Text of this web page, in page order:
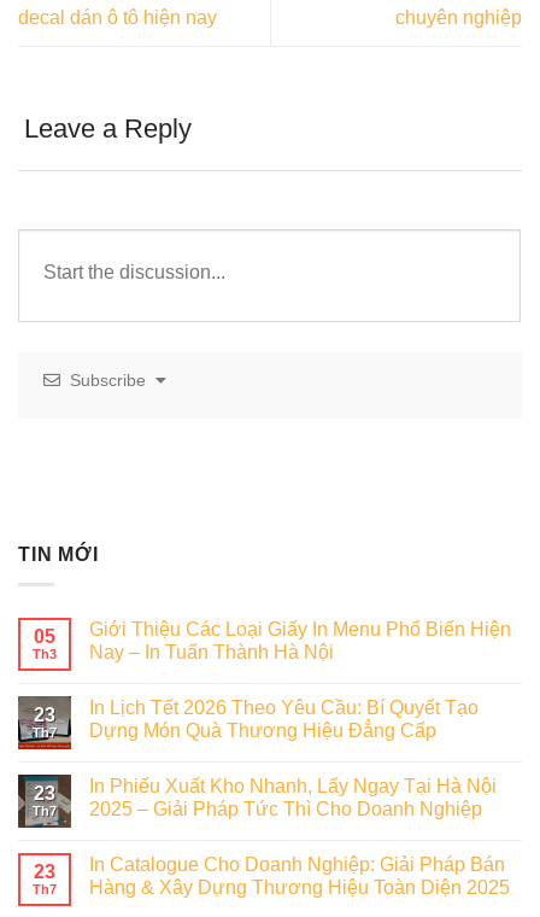
decal dán ô tô hiện nay
chuyên nghiệp
Leave a Reply
Subscribe
TIN MỚI
05
Th3
Giới Thiệu Các Loại Giấy In Menu Phổ Biến Hiện
Nay – In Tuấn Thành Hà Nội
23
Th7
In Lịch Tết 2026 Theo Yêu Cầu: Bí Quyết Tạo
Dựng Món Quà Thương Hiệu Đẳng Cấp
23
Th7
In Phiếu Xuất Kho Nhanh, Lấy Ngay Tại Hà Nội
2025 – Giải Pháp Tức Thì Cho Doanh Nghiệp
23
Th7
In Catalogue Cho Doanh Nghiệp: Giải Pháp Bán
Hàng & Xây Dựng Thương Hiệu Toàn Diện 2025